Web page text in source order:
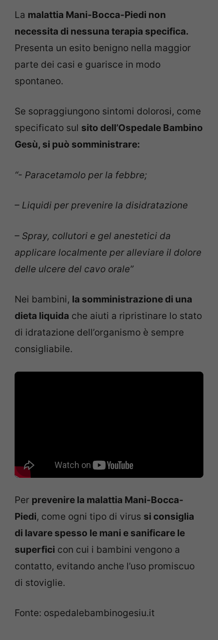
La malattia Mani-Bocca-Piedi non
necessita di nessuna terapia specifica.
Presenta un esito benigno nella maggior
parte dei casi e guarisce in modo
spontaneo.
Se sopraggiungono sintomi dolorosi, come
specificato sul sito dell’Ospedale Bambino
Gesù, si può somministrare:
“- Paracetamolo per la febbre;
– Liquidi per prevenire la disidratazione
– Spray, collutori e gel anestetici da
applicare localmente per alleviare il dolore
delle ulcere del cavo orale”
Nei bambini, la somministrazione di una
dieta liquida che aiuti a ripristinare lo stato
di idratazione dell’organismo è sempre
consigliabile.
Per prevenire la malattia Mani-Bocca-
Piedi, come ogni tipo di virus si consiglia
di lavare spesso le mani e sanificare le
superfici con cui i bambini vengono a
contatto, evitando anche l’uso promiscuo
di stoviglie.
Fonte: ospedalebambinogesiu.it